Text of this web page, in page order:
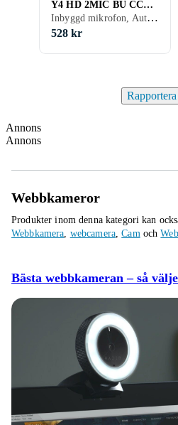
Y4 HD 2MIC BU CCY
5C20Z72187
Inbyggd mikrofon, Autofokus
528 kr
Annons
Annons
Webbkameror
Produkter inom denna kategori kan
Webbkamera, webcamera,Camoch
Bästa webbkameran – så